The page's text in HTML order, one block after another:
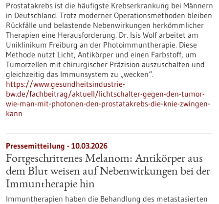
Prostatakrebs ist die häufigste Krebserkrankung bei Männern
in Deutschland. Trotz moderner Operationsmethoden bleiben
Rückfälle und belastende Nebenwirkungen herkömmlicher
Therapien eine Herausforderung. Dr. Isis Wolf arbeitet am
Uniklinikum Freiburg an der Photoimmuntherapie. Diese
Methode nutzt Licht, Antikörper und einen Farbstoff, um
Tumorzellen mit chirurgischer Präzision auszuschalten und
gleichzeitig das Immunsystem zu „wecken“.
https://www.gesundheitsindustrie-
bw.de/fachbeitrag/aktuell/lichtschalter-gegen-den-tumor-
wie-man-mit-photonen-den-prostatakrebs-die-knie-zwingen-
kann
Pressemitteilung - 10.03.2026
Fortgeschrittenes Melanom: Antikörper aus
dem Blut weisen auf Nebenwirkungen bei der
Immuntherapie hin
Immuntherapien haben die Behandlung des metastasierten